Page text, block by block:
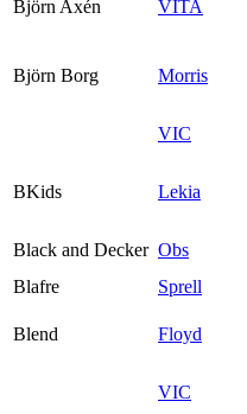
Björn Axén VITA
Björn Borg Morris
VIC
BKids Lekia
Black and Decker Obs
Blafre
Sprell
Blend Floyd
VIC